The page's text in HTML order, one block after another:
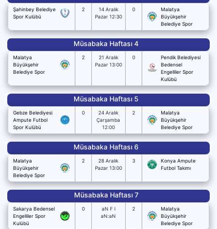
Şahinbey Belediye
Spor Kulübü
2
14 Aralık
Pazar 12:30
0
Malatya
Büyükşehir
Belediye Spor
Müsabaka Haftası 4
Malatya
Büyükşehir
Belediye Spor
2
21 Aralık
Pazar 13:00
0
Pendik Belediyesi
Bedensel
Engelliler Spor
Kulübü
Müsabaka Haftası 5
Gebze Belediyesi
Ampute Futbol
Spor Kulübü
0
24 Aralık
Çarşamba
12:00
2
Malatya
Büyükşehir
Belediye Spor
Müsabaka Haftası 6
Malatya
Büyükşehir
Belediye Spor
2
28 Aralık
Pazar 13:00
3
Konya Ampute
Futbol Takımı
Müsabaka Haftası 7
Sakarya Bedensel
Engelliler Spor
Kulübü
0
aN F l
aN:aN
2
Malatya
Büyükşehir
Belediye Spor